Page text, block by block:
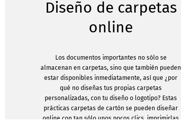
Diseño de carpetas
online
Los documentos importantes no sólo se
almacenan en carpetas, sino que también pueden
estar disponibles inmediatamente, así que ¿por
qué no diseñas tus propias carpetas
personalizadas, con tu diseño o logotipo? Estas
prácticas carpetas de cartón se pueden diseñar
online con tan sólo unos pocos clics, imprimirlas